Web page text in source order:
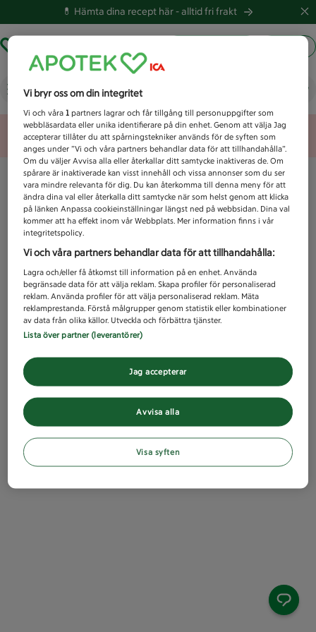
💊 Hämta dina recept här -alltid fri frakt
Vad letar du efter idag?
Unknown error
Vi bryr oss om din integritet
Vi och våra1 partners lagrar och får tillgång till personuppgifter som
webbläsardata eller unika identifierare på din enhet. Genom att välja Jag
accepterar tillåter du att spårningstekniker används för de syften som
anges under ”Vi och våra partners behandlar data för att tillhandahålla”.
Om du väljer Avvisa alla eller återkallar ditt samtycke inaktiveras de. Om
spårare är inaktiverade kan visst innehåll och vissa annonser som du ser
vara mindre relevanta för dig. Du kan återkomma till denna meny för att
ändra dina val eller återkalla ditt samtycke när som helst genom att klicka
på länken Anpassa cookieinställningar längst ned på webbsidan. Dina val
kommer att ha effekt inom vår Webbplats. Mer information finns i vår
integritetspolicy.
Vi och våra partners behandlar data för att tillhandahålla:
Lagra och/eller få åtkomst till information på en enhet. Använda
begränsade data för att välja reklam. Skapa profiler för personaliserad
reklam. Använda profiler för att välja personaliserad reklam. Mäta
reklamprestanda. Förstå målgrupper genom statistik eller kombinationer
av data från olika källor. Utveckla och förbättra tjänster.
Lista över partner (leverantörer)
Avvisa alla
Jag accepterar
Visa syften